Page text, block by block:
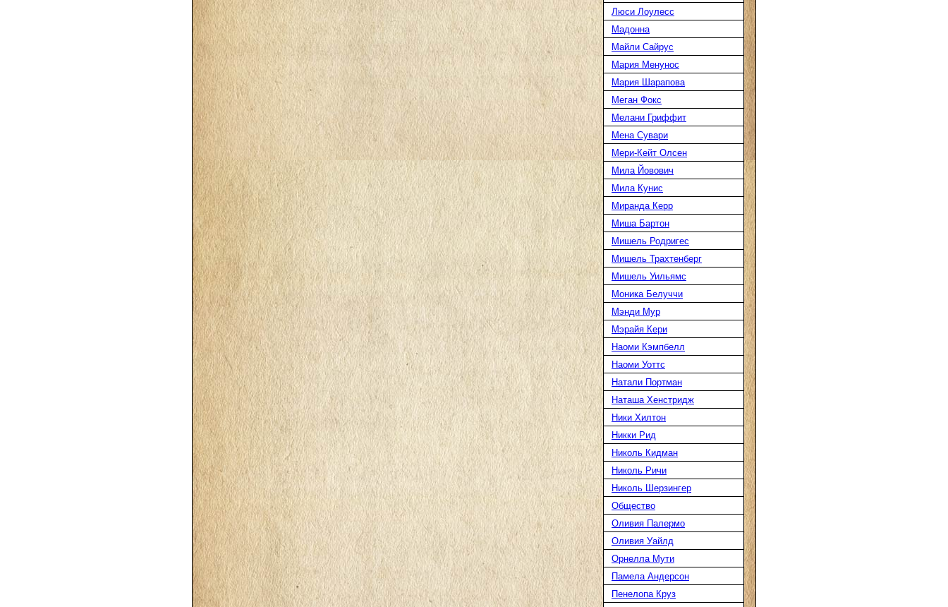
Люси Лоулесс
Мадонна
Майли Сайрус
Мария Менунос
Мария Шарапова
Меган Фокс
Мелани Гриффит
Мена Сувари
Мери-Кейт Олсен
Мила Йовович
Мила Кунис
Миранда Керр
Миша Бартон
Мишель Родригес
Мишель Трахтенберг
Мишель Уильямс
Моника Белуччи
Мэнди Мур
Мэрайя Кери
Наоми Кэмпбелл
Наоми Уоттс
Натали Портман
Наташа Хенстридж
Ники Хилтон
Никки Рид
Николь Кидман
Николь Ричи
Николь Шерзингер
Общество
Оливия Палермо
Оливия Уайлд
Орнелла Мути
Памела Андерсон
Пенелопа Круз